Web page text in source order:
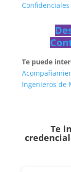
Confidenciales
Te puede
Ingenieros de
Te